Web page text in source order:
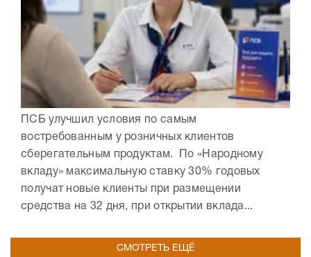
ПСБ улучшил условия по самым
востребованным у розничных клиентов
сберегательным продуктам. По «Народному
вкладу» максимальную ставку 30% годовых
получат новые клиенты при размещении
средства на 32 дня, при открытии вклада...
СМОТРЕТЬ ЕЩЁ